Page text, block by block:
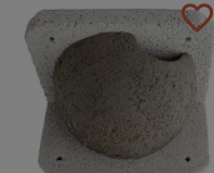
favorite_border